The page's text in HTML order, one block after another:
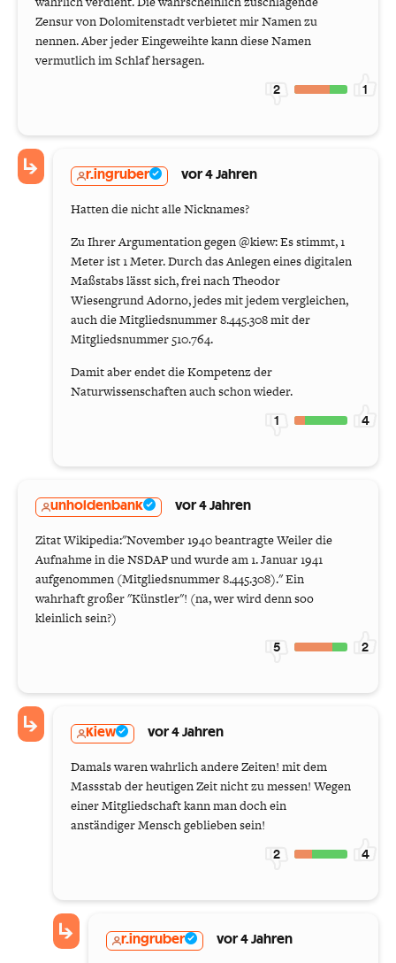
Zensur von Dolomitenstadt verbietet mir Namen zu
nennen. Aber jeder Eingeweihte kann diese Namen
vermutlich im Schlaf hersagen.
2 1
r.ingruber vor 4 Jahren
Hatten die nicht alle Nicknames?
Zu Ihrer Argumentation gegen @kiew: Es stimmt, 1
Meter ist 1 Meter. Durch das Anlegen eines digitalen
Maßstabs lässt sich, frei nach Theodor
Wiesengrund Adorno, jedes mit jedem vergleichen,
auch die Mitgliedsnummer 8.445.308 mit der
Mitgliedsnummer 510.764.
Damit aber endet die Kompetenz der
Naturwissenschaften auch schon wieder.
1 4
unholdenbank vor 4 Jahren
Zitat Wikipedia:"November 1940 beantragte Weiler die
Aufnahme in die NSDAP und wurde am 1. Januar 1941
aufgenommen (Mitgliedsnummer 8.445.308)." Ein
wahrhaft großer "Künstler"! (na, wer wird denn soo
kleinlich sein?)
5 2
Kiew vor 4 Jahren
Damals waren wahrlich andere Zeiten! mit dem
Massstab der heutigen Zeit nicht zu messen! Wegen
einer Mitgliedschaft kann man doch ein
anständiger Mensch geblieben sein!
2 4
r.ingruber vor 4 Jahren